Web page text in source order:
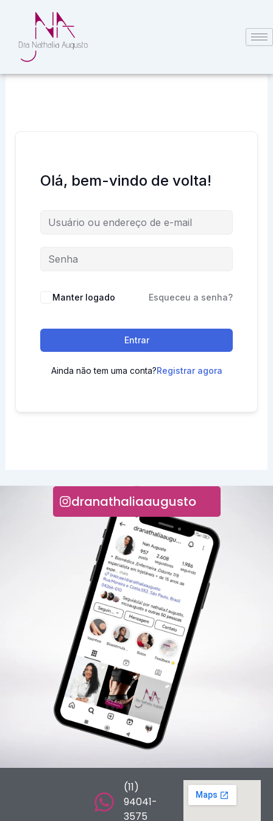
conteúdo
Olá, bem-vindo de volta!
Manter logado Esqueceu a senha?
Entrar
Ainda não tem uma conta?Registrar agora
dranathaliaaugusto
(11)
94041-
3575